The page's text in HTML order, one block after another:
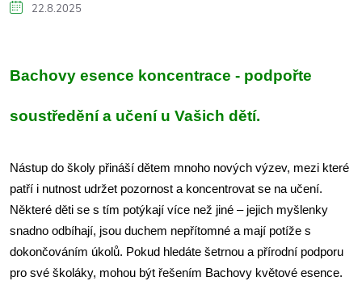
22.8.2025
Bachovy esence koncentrace - podpořte
soustředění a učení u Vašich dětí.
Nástup do školy přináší dětem mnoho nových výzev, mezi které
patří i nutnost udržet pozornost a koncentrovat se na učení.
Některé děti se s tím potýkají více než jiné – jejich myšlenky
snadno odbíhají, jsou duchem nepřítomné a mají potíže s
dokončováním úkolů. Pokud hledáte šetrnou a přírodní podporu
pro své školáky, mohou být řešením Bachovy květové esence.